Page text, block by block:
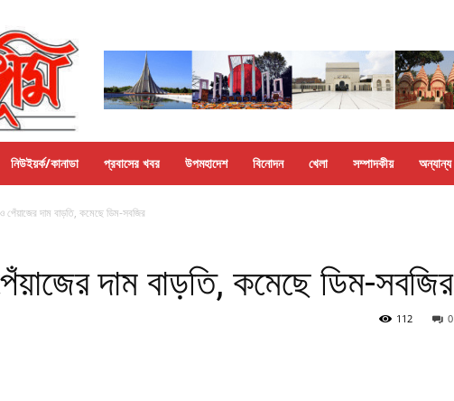
নিউইয়র্ক/কানাডা প্রবাসের খবর উপমহাদেশ বিনোদন খেলা সম্পাদকীয় অন্যান্য
দাম বাড়তি, কমেছে ডিম-সবজির
দাম বাড়তি, কমেছে ডিম-সবজির
0
112